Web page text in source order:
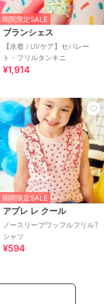
期間限定SALE
ブランシェス
【水着 / UVケア】セパレー
ト・フリルタンキニ
¥1,914
期間限定SALE
アプレ レ クール
ノースリーブワッフルフリルT
シャツ
¥594